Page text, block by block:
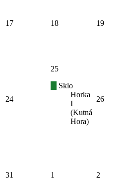
17 18 19
24
25
Sklo
Horka
I
(Kutná
Hora)
26
31 1 2